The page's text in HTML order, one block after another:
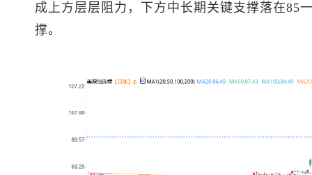
成上方层层阻力，下方中长期关键支撑落在85
撑。